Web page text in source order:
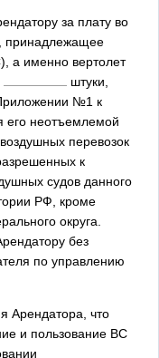
за плату во
принадлежащее
а именно вертолет
штуки,
Приложении №1 к
его неотъемлемой
перевозок
к
судов данного
РФ, кроме
округа.
без
по управлению
Арендатора, что
и пользование ВС